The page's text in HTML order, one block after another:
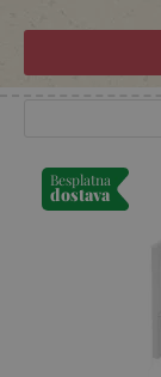
Besplatna
dostava